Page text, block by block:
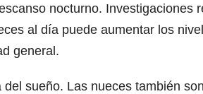
nocturno. Investigaciones
al día puede aumentar los
general.
del sueño. Las nueces también